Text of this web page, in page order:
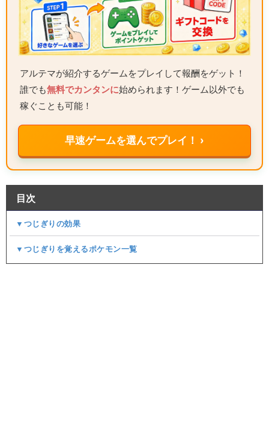
アルテマが紹介するゲームをプレイして報酬をゲット！
誰でも無料でカンタンに始められます！ゲーム以外でも
稼ぐことも可能！
早速ゲームを選んでプレイ！ ›
目次
▼つじぎりの効果
▼つじぎりを覚えるポケモン一覧